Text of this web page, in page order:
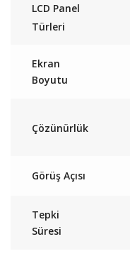
LCD Panel
Türleri
Ekran
Boyutu
Çözünürlük
Görüş Açısı
Tepki
Süresi